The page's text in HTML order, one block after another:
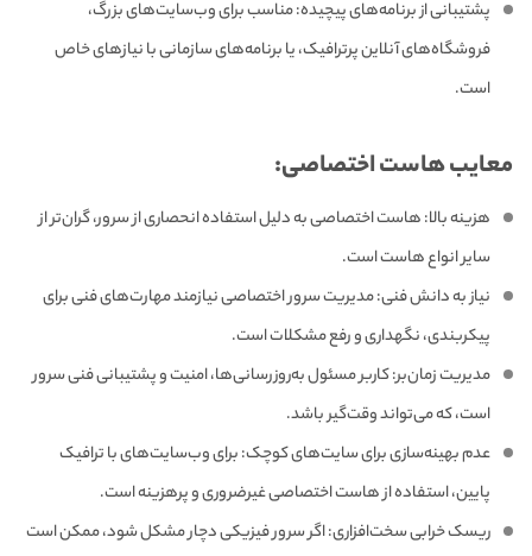
پشتیبانی از برنامه‌های پیچیده: مناسب برای وب‌سایت‌های بزرگ،
فروشگاه‌های آنلاین پرترافیک، یا برنامه‌های سازمانی با نیازهای خاص
است.
معایب هاست اختصاصی:
هزینه بالا: هاست اختصاصی به دلیل استفاده انحصاری از سرور، گران‌تر از
سایر انواع هاست است.
نیاز به دانش فنی: مدیریت سرور اختصاصی نیازمند مهارت‌های فنی برای
پیکربندی، نگهداری و رفع مشکلات است.
مدیریت زمان‌بر: کاربر مسئول به‌روزرسانی‌ها، امنیت و پشتیبانی فنی سرور
است، که می‌تواند وقت‌گیر باشد.
عدم بهینه‌سازی برای سایت‌های کوچک: برای وب‌سایت‌های با ترافیک
پایین، استفاده از هاست اختصاصی غیرضروری و پرهزینه است.
ریسک خرابی سخت‌افزاری: اگر سرور فیزیکی دچار مشکل شود، ممکن است